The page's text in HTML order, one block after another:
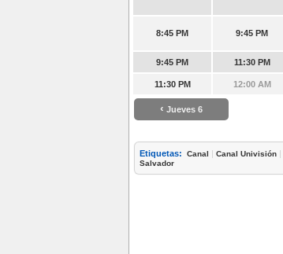
8:45 PM 9:45 PM
9:45 PM 11:30 PM
11:30 PM 12:00 AM
‹ Jueves 6
Etiquetas: Canal | Canal Univisión |
Salvador